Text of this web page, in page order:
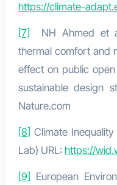
https://climate-
[7]
NH Ahmed et
thermal comfort and
effect on public
sustainable design
Nature.com
[8] Climate
Lab) URL: https://
[9] European